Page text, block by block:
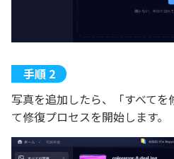
写真を追加したら、「すべて
て修復プロセスを開始します。